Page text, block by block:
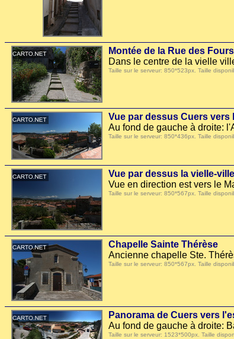
Montée de la Rue des Fours
Dans le centre de la vielle
Taille sur le serveur: 850*523px. Taille
Vue par dessus Cuers vers
Au fond de gauche à droite:
Taille sur le serveur: 850*436px. Taille
Vue par dessus la vielle-
Vue en direction est vers le
Taille sur le serveur: 850*567px. Taille
Chapelle Sainte Thérèse
Ancienne chapelle Ste.
Taille sur le serveur: 850*567px. Taille
Panorama de Cuers vers
Au fond de gauche à droite:
Taille sur le serveur: 1523*500px. Taille